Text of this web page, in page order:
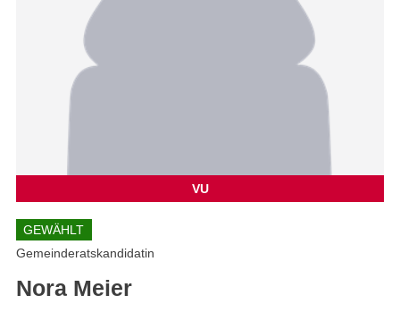
VU
GEWÄHLT
Gemeinderatskandidatin
Nora Meier